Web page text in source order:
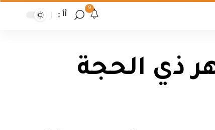
9
أأ
ذي الحجة